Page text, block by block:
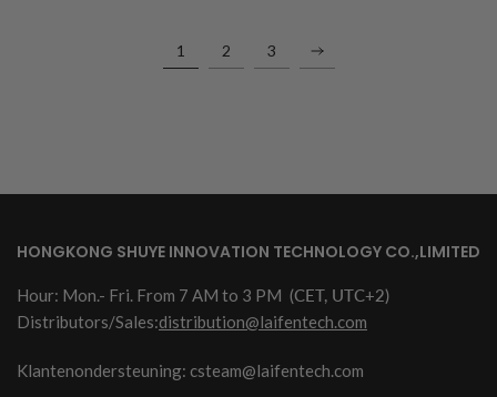
1 2 3
HONGKONG SHUYE INNOVATION TECHNOLOGY CO.,LIMITED
Hour: Mon.- Fri. From 7 AM to 3 PM (CET, UTC+2)
Distributors/Sales:distribution@laifentech.com
Klantenondersteuning: csteam@laifentech.com